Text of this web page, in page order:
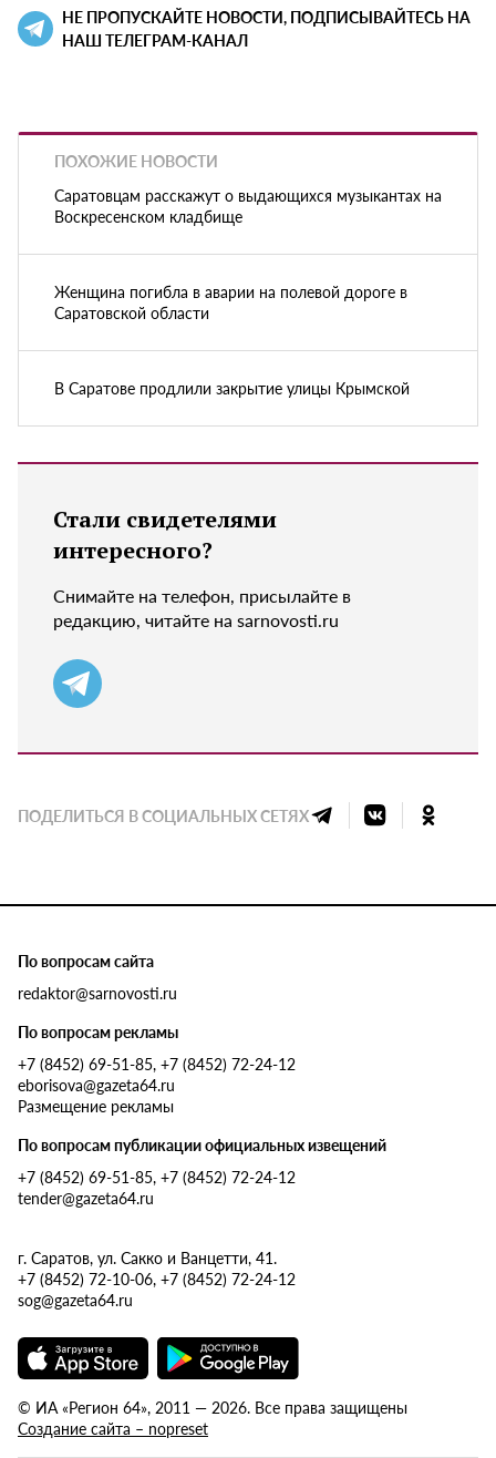
НЕ ПРОПУСКАЙТЕ НОВОСТИ, ПОДПИСЫВАЙТЕСЬ НА
НАШ ТЕЛЕГРАМ-КАНАЛ
ПОХОЖИЕ НОВОСТИ
Саратовцам расскажут о выдающихся музыкантах на
Воскресенском кладбище
Женщина погибла в аварии на полевой дороге в
Саратовской области
В Саратове продлили закрытие улицы Крымской
Стали свидетелями
интересного?
Снимайте на телефон, присылайте в
редакцию, читайте на sarnovosti.ru
ПОДЕЛИТЬСЯ В СОЦИАЛЬНЫХ СЕТЯХ
По вопросам сайта
redaktor@sarnovosti.ru
По вопросам рекламы
+7 (8452) 69-51-85, +7 (8452) 72-24-12
eborisova@gazeta64.ru
Размещение рекламы
По вопросам публикации официальных извещений
+7 (8452) 69-51-85, +7 (8452) 72-24-12
tender@gazeta64.ru
г. Саратов, ул. Сакко и Ванцетти, 41.
+7 (8452) 72-10-06, +7 (8452) 72-24-12
sog@gazeta64.ru
© ИА «Регион 64», 2011 — 2026. Все права защищены
Создание сайта – nopreset